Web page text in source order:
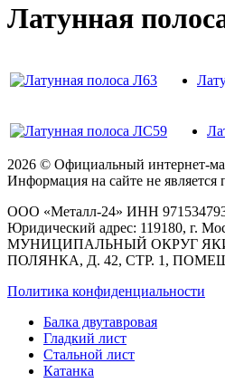
Латунная
2026 © Официальный
Информация на сайте не является
ООО «Металл-24» ИНН
Юридический адрес: 119180, г.
МУНИЦИПАЛЬНЫЙ ОКРУГ
ПОЛЯНКА, Д. 42, СТР. 1,
Политика конфиденциальности
Балка двутавровая
Гладкий лист
Стальной лист
Катанка